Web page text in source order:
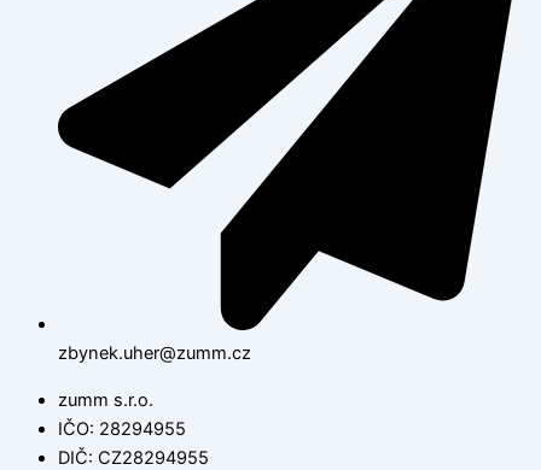
zbynek.uher@zumm.cz
zumm s.r.o.
IČO: 28294955
DIČ: CZ28294955